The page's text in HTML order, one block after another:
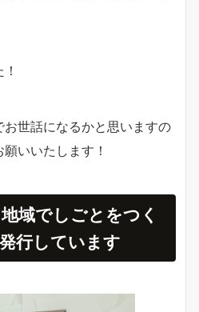
世話になるかと思いますの
いいたします！
域でしごとをつく
行しています